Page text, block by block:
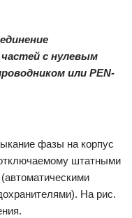
с нулевым
или PEN-
фазы на корпус
штатными
На рис.